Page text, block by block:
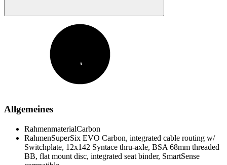
Allgemeines
RahmenmaterialCarbon
RahmenSuperSix EVO Carbon, integrated cable routing w/
Switchplate, 12x142 Syntace thru-axle, BSA 68mm threaded
BB, flat mount disc, integrated seat binder, SmartSense